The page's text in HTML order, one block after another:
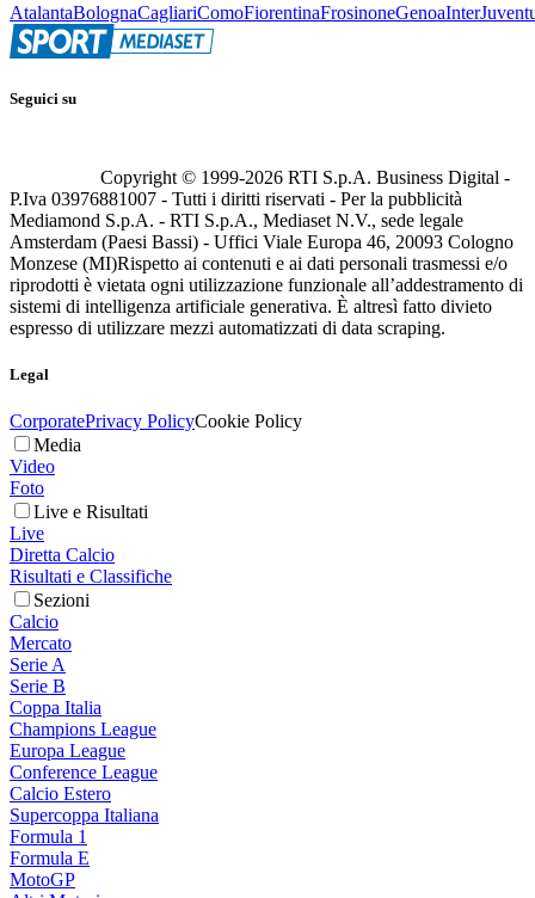
AtalantaBolognaCagliariComoFiorentinaFrosinoneGenoaInter
Seguici su
Copyright © 1999-2026 RTI S.p.A. Business Digital -
P.Iva 03976881007 - Tutti i diritti riservati - Per la pubblicità
Mediamond S.p.A. - RTI S.p.A., Mediaset N.V., sede legale
Amsterdam (Paesi Bassi) - Uffici Viale Europa 46, 20093 Cologno
Monzese (MI)Rispetto ai contenuti e ai dati personali trasmessi e/o
riprodotti è vietata ogni utilizzazione funzionale all’addestramento di
sistemi di intelligenza artificiale generativa. È altresì fatto divieto
espresso di utilizzare mezzi automatizzati di data scraping.
Legal
CorporatePrivacy PolicyCookie Policy
Media
Video
Foto
Live e Risultati
Live
Diretta Calcio
Risultati e Classifiche
Sezioni
Calcio
Mercato
Serie A
Serie B
Coppa Italia
Champions League
Europa League
Conference League
Calcio Estero
Supercoppa Italiana
Formula 1
Formula E
MotoGP